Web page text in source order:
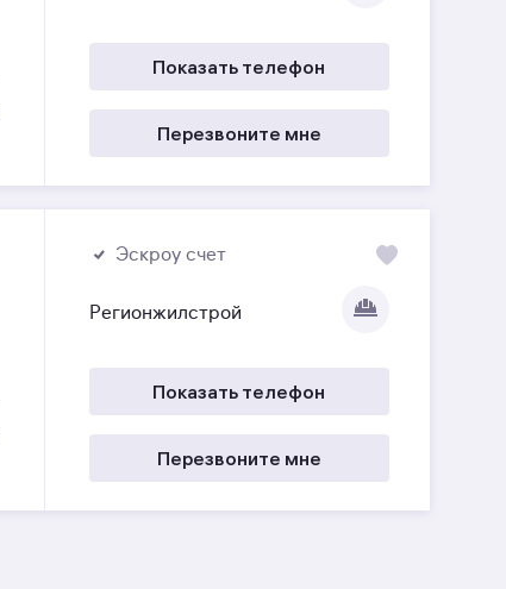
Показать телефон
Перезвоните мне
Эскроу счет
Регионжилстрой
Показать телефон
Перезвоните мне